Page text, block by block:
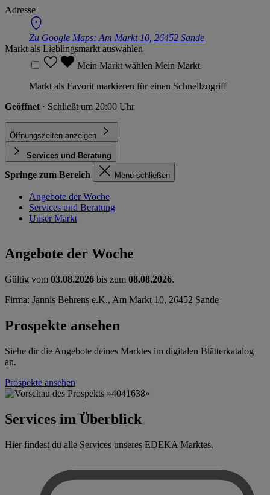
Adresse
Zu Google Maps: Am Markt 10, 26452 Sande
Markt als Lieblingsmarkt auswählen
Mein Markt wählen Mein Markt
Markt als Favorit markieren für einen Schnellzugriff
Geöffnet · Schließt um 20:00 Uhr
Öffnungszeiten anzeigen
Services und Beratung
Springe zum Bereich Menü schließen
Angebote der Woche
Services und Beratung
Unser Markt
Angebote der Woche
Gültig vom 03.08.2026 bis zum 08.08.2026.
Firma: Jannis Behrens e.K., Am Markt 10, 26452 Sande
Prospekte ansehen
Siehe dir die Angebote deines Marktes im digitalen Blätterkatalog
an.
Prospekte ansehen
Services im Überblick
Hier findest du alle Services unseres EDEKA Marktes.